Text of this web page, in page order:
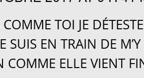
COMME TOI JE
SUIS EN TRAIN DE
COMME ELLE VIENT